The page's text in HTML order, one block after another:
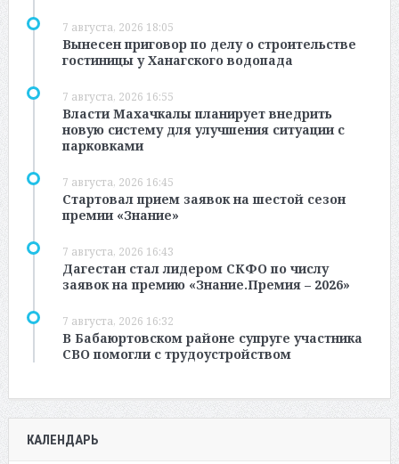
7 августа, 2026 18:05
Вынесен приговор по делу о строительстве
гостиницы у Ханагского водопада
7 августа, 2026 16:55
Власти Махачкалы планирует внедрить
новую систему для улучшения ситуации с
парковками
7 августа, 2026 16:45
Стартовал прием заявок на шестой сезон
премии «Знание»
7 августа, 2026 16:43
Дагестан стал лидером СКФО по числу
заявок на премию «Знание.Премия – 2026»
7 августа, 2026 16:32
В Бабаюртовском районе супруге участника
СВО помогли с трудоустройством
КАЛЕНДАРЬ